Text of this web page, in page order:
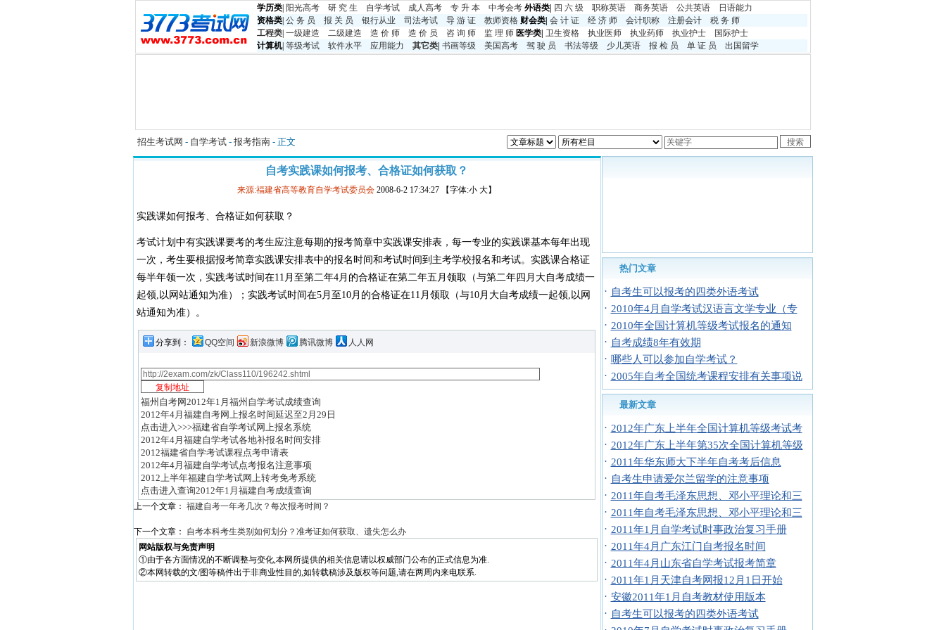
学历类 阳光高考 研 究 生 自学考试 成人高考 专 升 本 中考会考 外语类| 四 六 级 职称英语 商务英语 公共英语
日语能力
资格类 公 务 员 报 关 员 银行从业 司法考试 导 游 证 教师资格 财会类| 会 计 证 经 济 师 会计职称 注册会计
税 务 师
工程类 一级建造 二级建造 造 价 师 造 价 员 咨 询 师 监 理 师 医学类| 卫生资格 执业医师 执业药师 执业护士
国际护士
计算机| 等级考试 软件水平 应用能力 其它类 书画等级 美国高考 驾 驶 员 书法等级 少儿英语 报 检 员 单 证 员 出国留学
招生考试网 - 自学考试 - 报考指南 - 正文
自考实践课如何报考、合格证如何获取？
来源:福建省高等教育自学考试委员会 2008-6-2 17:34:27 【字体:小 大】
实践课如何报考、合格证如何获取？
考试计划中有实践课要考的考生应注意每期的报考简章中实践课安排表，每一专业的实践课基本每年出现
一次，考生要根据报考简章实践课安排表中的报名时间和考试时间到主考学校报名和考试。实践课合格证
每半年领一次，实践考试时间在11月至第二年4月的合格证在第二年五月领取（与第二年四月大自考成绩一
起领,以网站通知为准）；实践考试时间在5月至10月的合格证在11月领取（与10月大自考成绩一起领,以网
站通知为准）。
分享到： QQ空间 新浪微博 腾讯微博 人人网
福州自考网2012年1月福州自学考试成绩查询
2012年4月福建自考网上报名时间延迟至2月29日
点击进入>>>福建省自学考试网上报名系统
2012年4月福建自学考试各地补报名时间安排
2012福建省自学考试课程点考申请表
2012年4月福建自学考试点考报名注意事项
2012上半年福建自学考试网上转考免考系统
点击进入查询2012年1月福建自考成绩查询
上一个文章： 福建自考一年考几次？每次报考时间？
下一个文章：
自考本科考生类别如何划分？准考证如何获取、遗失怎么办
网站版权与免责声明
①由于各方面情况的不断调整与变化,本网所提供的相关信息请以权威部门公布的正式信息为准.
②本网转载的文/图等稿件出于非商业性目的,如转载稿涉及版权等问题,请在两周内来电联系.
热门文章
· 自考生可以报考的四类外语考试
· 2010年4月自学考试汉语言文学专业（专
· 2010年全国计算机等级考试报名的通知
· 自考成绩8年有效期
· 哪些人可以参加自学考试？
· 2005年自考全国统考课程安排有关事项说
最新文章
· 2012年广东上半年全国计算机等级考试考
· 2012年广东上半年第35次全国计算机等级
· 2011年华东师大下半年自考考后信息
· 自考生申请爱尔兰留学的注意事项
· 2011年自考毛泽东思想、邓小平理论和三
· 2011年自考毛泽东思想、邓小平理论和三
· 2011年1月自学考试时事政治复习手册
· 2011年4月广东江门自考报名时间
· 2011年4月山东省自学考试报考简章
· 2011年1月天津自考网报12月1日开始
· 安徽2011年1月自考教材使用版本
· 自考生可以报考的四类外语考试